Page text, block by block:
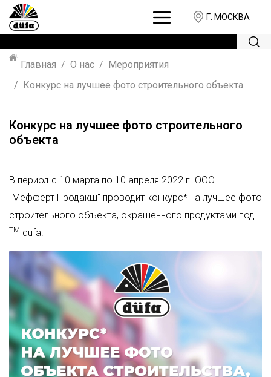
Г. МОСКВА
Главная О нас
Мероприятия
Конкурс на лучшее фото строительного объекта
Конкурс на лучшее фото строительного
объекта
В период с 10 марта по 10 апреля 2022 г. ООО
"Мефферт Продакш" проводит конкурс* на лучшее фото
строительного объекта, окрашенного продуктами под
ТМ düfa.